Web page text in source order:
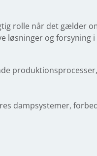
rolle når det gælder
løsninger og forsyning
dampsystemer,